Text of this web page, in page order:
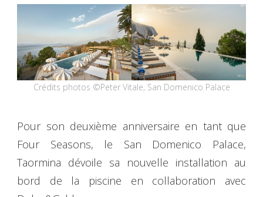
Crédits photos ©Peter Vitale, San Domenico Palace
Pour son deuxième anniversaire en tant que
Four Seasons, le San Domenico Palace,
Taormina dévoile sa nouvelle installation au
bord de la piscine en collaboration avec